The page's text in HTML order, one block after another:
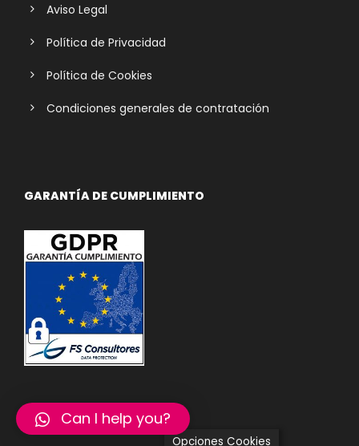
Aviso Legal
Política de Privacidad
Política de Cookies
Condiciones generales de contratación
GARANTÍA DE CUMPLIMIENTO
Can I help you?
Opciones Cookies